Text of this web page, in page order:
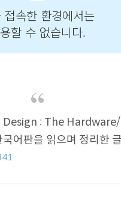
: The
어판을 읽으며 정리한